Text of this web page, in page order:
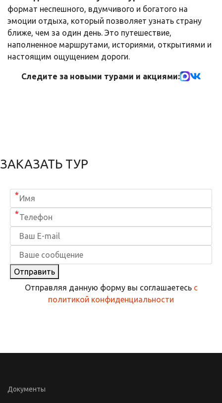
формат неспешного, вдумчивого и богатого на
эмоции отдыха, который позволяет узнать страну
ближе, чем за один день. Это путешествие,
наполненное маршрутами, историями, открытиями и
настоящим ощущением дороги.
Следите за новыми турами и акциями:
ЗАКАЗАТЬ ТУР
*
*
Отправить
Отправляя данную форму вы соглашаетесь с
политикой конфиденциальности
Документы